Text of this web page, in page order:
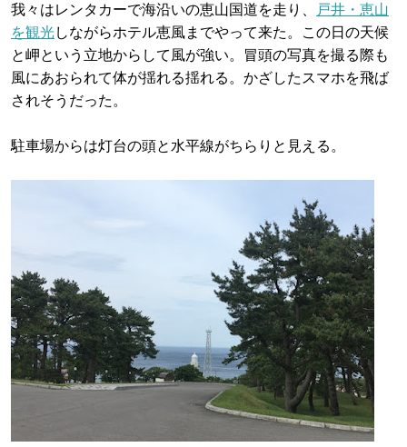
我々はレンタカーで海沿いの恵山国道を走り、
戸井・恵山
を観光しながらホテル恵風までやって来た。この日の天候
と岬という立地からして風が強い。冒頭の写真を撮る際も
風にあおられて体が揺れる揺れる。かざしたスマホを飛ば
されそうだった。
駐車場からは灯台の頭と水平線がちらりと見える。